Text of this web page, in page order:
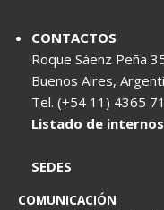
CONTACTOS
Roque Sáenz Peña
Buenos Aires,
Tel. (+54 11)
Listado de internos
SEDES
COMUNICACIÓN